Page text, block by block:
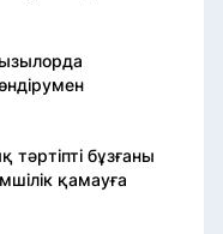
бұзғаны
қамауға